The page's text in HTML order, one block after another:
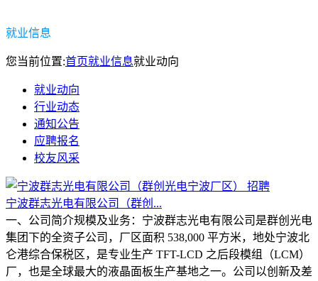
就业信息
您当前位置:首页就业信息就业动向
就业动向
行业动态
通知公告
应聘报名
校友风采
宁波群志光电有限公司（群创...
⼀、公司简介规模及业务：宁波群志光电有限公司是群创光电
集团下的全资⼦公司，⼚区⾯积 538,000 平⽅⽶，地处宁波北
仑港综合保税区，是专业⽣产 TFT-LCD 之后段模组（LCM）
⼚，也是全球最⼤的液晶⾯板⽣产基地之⼀。公司以创新及差